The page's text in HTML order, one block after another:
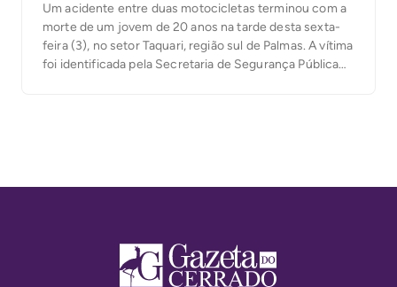
Um acidente entre duas motocicletas terminou com a
morte de um jovem de 20 anos na tarde desta sexta-
feira (3), no setor Taquari, região sul de Palmas. A vítima
foi identificada pela Secretaria de Segurança Pública